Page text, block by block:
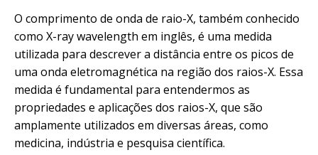
O comprimento de onda de raio-X, também conhecido
como X-ray wavelength em inglês, é uma medida
utilizada para descrever a distância entre os picos de
uma onda eletromagnética na região dos raios-X. Essa
medida é fundamental para entendermos as
propriedades e aplicações dos raios-X, que são
amplamente utilizados em diversas áreas, como
medicina, indústria e pesquisa científica.